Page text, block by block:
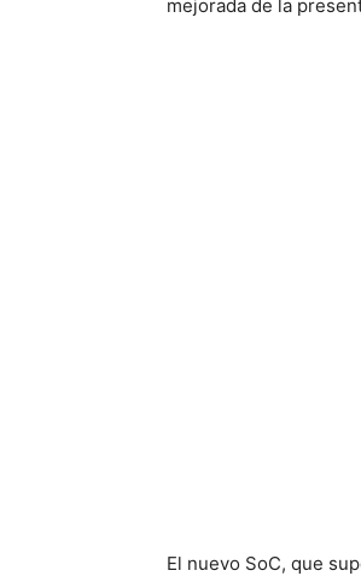
mejorada de la
El nuevo SoC, que